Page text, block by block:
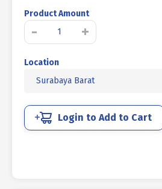
Product Amount
-
Kuantitas
SOCKET
CAP
HITAM
BAKAR
+
Location
Surabaya Barat
Login to Add to Cart